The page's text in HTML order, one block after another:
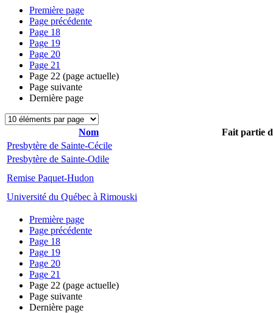
Première page
Page précédente
Page 18
Page 19
Page 20
Page 21
Page 22 (page actuelle)
Page suivante
Dernière page
Nom
Fait partie
Presbytère de Sainte-Cécile
Presbytère de Sainte-Odile
Remise Paquet-Hudon
Université du Québec à Rimouski
Première page
Page précédente
Page 18
Page 19
Page 20
Page 21
Page 22 (page actuelle)
Page suivante
Dernière page